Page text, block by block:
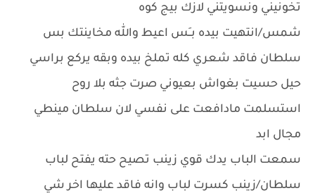
تخونيني ونسويتني لازك بيج كوه
شمس/انتهيت بيده بــَس اعيط والله مخاينتك بس
سلطان فاقد شعري كله تملخ بيده وبقه يركع براسي
حيل حسيت بغواش بعيوني صرت جثه بلا روح
استسلمت مادافعت على نفسي لان سلطان مينطي
مجال ابد
سمعت الباب يدك قوي زينب تصيح حته يفتح لباب
سلطان/زينب كسرت لباب وانه فاقد عليها اخر شي